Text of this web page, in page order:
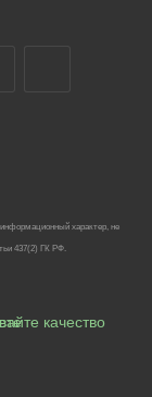
характер, не
437(2) ГК РФ.